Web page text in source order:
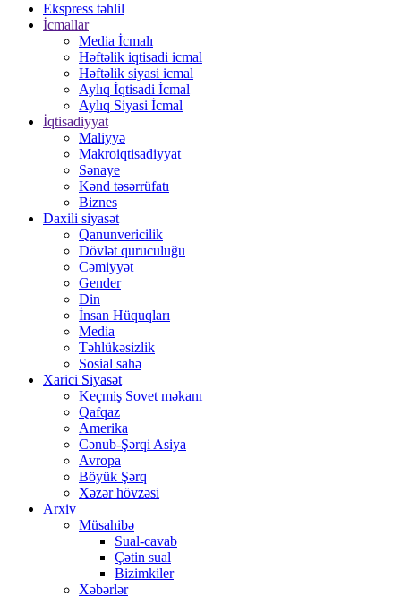
Ekspress təhlil
İcmallar
Media İcmalı
Həftəlik iqtisadi icmal
Həftəlik siyasi icmal
Aylıq İqtisadi İcmal
Aylıq Siyasi İcmal
İqtisadiyyat
Maliyyə
Makroiqtisadiyyat
Sənaye
Kənd təsərrüfatı
Biznes
Daxili siyasət
Qanunvericilik
Dövlət quruculuğu
Cəmiyyət
Gender
Din
İnsan Hüquqları
Media
Təhlükəsizlik
Sosial sahə
Xarici Siyasət
Keçmiş Sovet məkanı
Qafqaz
Amerika
Cənub-Şərqi Asiya
Avropa
Böyük Şərq
Xəzər hövzəsi
Arxiv
Müsahibə
Sual-cavab
Çətin sual
Bizimkiler
Xəbərlər